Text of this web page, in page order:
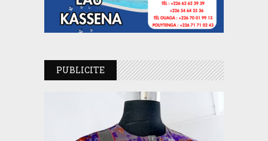
PUBLICITE